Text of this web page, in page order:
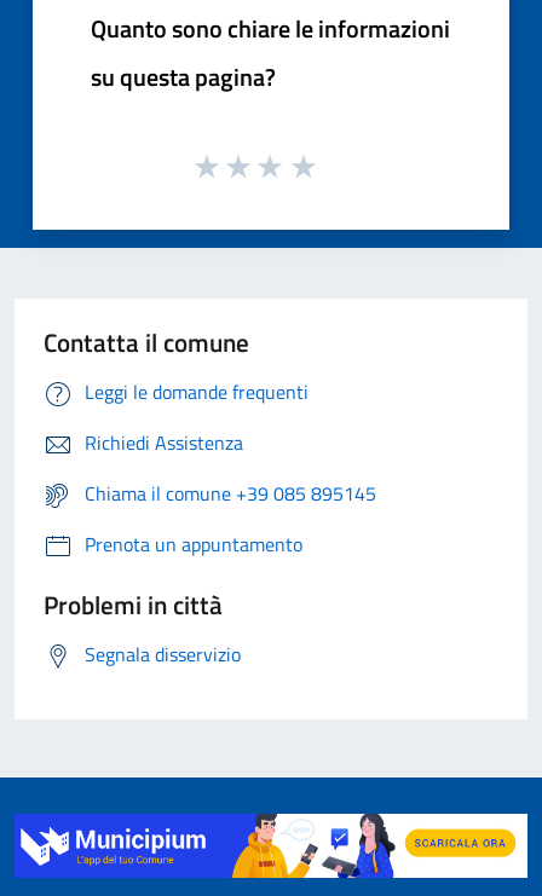
Quanto sono chiare le informazioni
su questa pagina?
Contatta il comune
Leggi le domande frequenti
Richiedi Assistenza
Chiama il comune +39 085 895145
Prenota un appuntamento
Problemi in città
Segnala disservizio